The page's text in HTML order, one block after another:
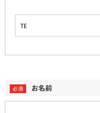
お名前